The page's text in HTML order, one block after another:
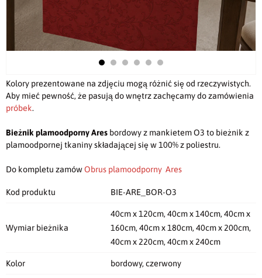
Kolory prezentowane na zdjęciu mogą różnić się od rzeczywistych.
Aby mieć pewność, że pasują do wnętrz zachęcamy do zamówienia
próbek.
Bieżnik plamoodporny Ares bordowyz mankietem O3 to bieżnik z
plamoodpornej tkaniny składającej się w 100% z poliestru.
Do kompletu zamówObrus plamoodporny Ares
Kod produktu BIE-ARE_BOR-O3
Wymiar bieżnika
40cm x 120cm, 40cm x 140cm, 40cm x
160cm, 40cm x 180cm, 40cm x 200cm,
40cm x 220cm, 40cm x 240cm
Kolor bordowy, czerwony